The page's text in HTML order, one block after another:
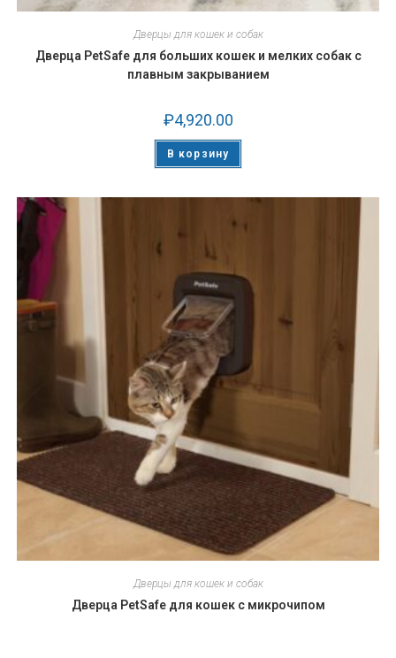
Дверцы для кошек и собак
Дверца PetSafe для больших кошек и мелких собак с
плавным закрыванием
₽4,920.00
В корзину
Дверцы для кошек и собак
Дверца PetSafe для кошек с микрочипом